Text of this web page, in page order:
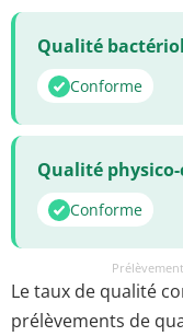
Qualité
Conforme
Qualité
Conforme
Le taux de qualité
prélèvements de